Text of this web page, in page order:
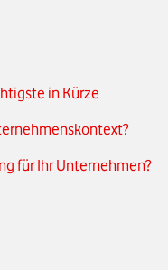
in Kürze
für Ihr Unternehmen?
Vergleich